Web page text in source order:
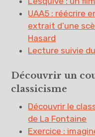
UAA5 : réécrire
extrait d’une
Hasard
Lecture suivie
Découvrir un
classicisme
Découvrir le
de La Fontaine
Exercice :